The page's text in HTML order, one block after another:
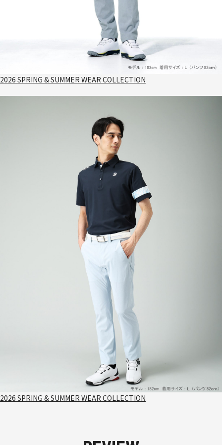
2026 SPRING & SUMMER WEAR COLLECTION
2026 SPRING & SUMMER WEAR COLLECTION